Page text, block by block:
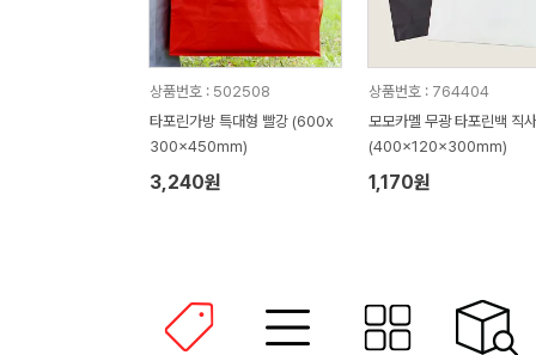
상품번호 : 502508
타포린가방 특대형 빨강 (600x
300x450mm)
3,240원
상품번호 : 764404
모모카멜 무광 타포린백 직
(400x120x300mm)
1,170원